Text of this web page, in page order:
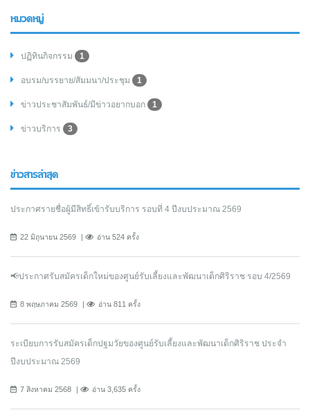
หมวดหมู่
ปฏิทินกิจกรรม 1
อบรม/บรรยาย/สัมมนา/ประชุม 1
ข่าวประชาสัมพันธ์/มีข่าวอยากบอก 1
ข่าวบริการ 3
ข่าวสารล่าสุด
ประกาศรายชื่อผู้มีสิทธิ์เข้ารับบริการ รอบที่ 4 ปีงบประมาณ 2569
22 มิถุนายน 2569 อ่าน 524 ครั้ง
📢ประกาศรับสมัครเด็กใหม่ของศูนย์รับเลี้ยงและพัฒนาเด็กศิริราช รอบ 4/2569
8 พฤษภาคม 2569 อ่าน 811 ครั้ง
ระเบียบการรับสมัครเด็กปฐมวัยของศูนย์รับเลี้ยงและพัฒนาเด็กศิริราช ประจำ
ปีงบประมาณ 2569
7 สิงหาคม 2568 อ่าน 3,635 ครั้ง